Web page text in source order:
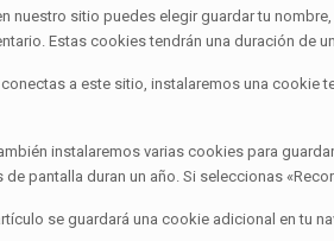
nuestro sitio puedes elegir guardar tu
Estas cookies tendrán una duración de
a este sitio, instalaremos una cookie
instalaremos varias cookies para
pantalla duran un año. Si seleccionas
se guardará una cookie adicional en tu